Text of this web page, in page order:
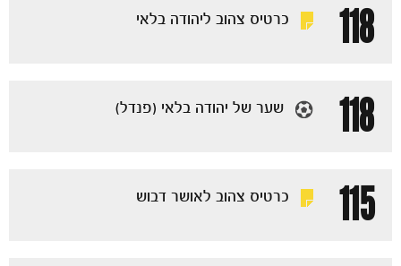
118 כרטיס צהוב ליהודה בלאי
118 שער של יהודה בלאי (פנדל)
115 כרטיס צהוב לאושר דבוש